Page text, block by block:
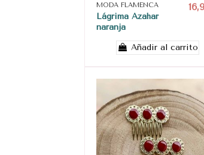
MODA FLAMENCA
Lágrima Azahar
naranja
Añadir al carrito